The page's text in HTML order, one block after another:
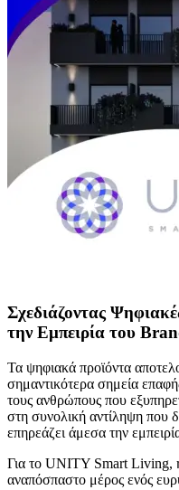
Σχεδιάζοντας
την Εμπειρία του
Τα ψηφιακά προϊόντα
σημαντικότερα σημεία
τους ανθρώπους που
στη συνολική αντίληψη που
επηρεάζει άμεσα την
Για το UNITY Smart Living,
αναπόσπαστο μέρος ενός